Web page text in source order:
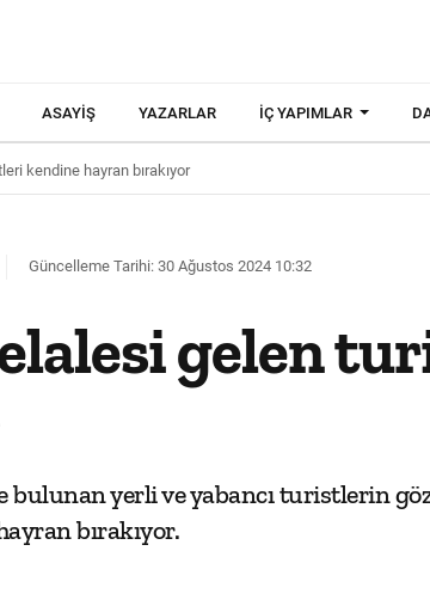
ASAYIŞ YAZARLAR İÇ YAPIMLAR
kendine hayran bırakıyor
Güncelleme Tarihi: 30 Ağustos 2024 10:32
gelen
bulunan yerli ve yabancı turistlerin
bırakıyor.